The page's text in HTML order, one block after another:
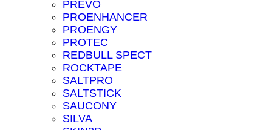
PREVO
PROENHANCER
PROENGY
PROTEC
REDBULL SPECT
ROCKTAPE
SALTPRO
SALTSTICK
SAUCONY
SILVA